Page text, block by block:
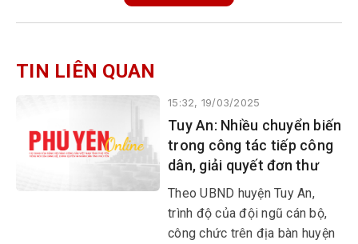
TIN LIÊN QUAN
15:32, 19/03/2025
Tuy An: Nhiều chuyển biến
trong công tác tiếp công
dân, giải quyết đơn thư
Theo UBND huyện Tuy An,
trình độ của đội ngũ cán bộ,
công chức trên địa bàn huyện